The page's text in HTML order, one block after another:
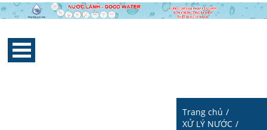
Trang chủ /
XỬ LÝ NƯỚC /